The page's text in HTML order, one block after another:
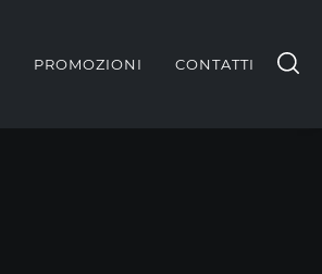
PROMOZIONI CONTATTI